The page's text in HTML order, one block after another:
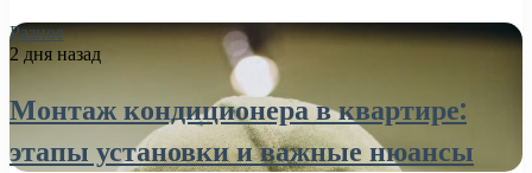
Разное
2 дня назад
Монтаж кондиционера в квартире:
этапы установки и важные нюансы